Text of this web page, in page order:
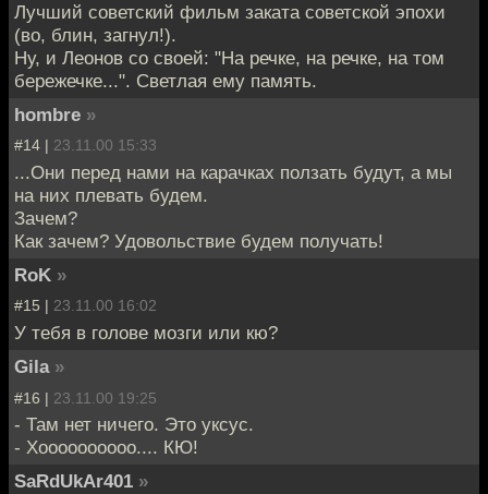
Лучший советский фильм заката советской эпохи
(во, блин, загнул!).
Ну, и Леонов со своей: "На речке, на речке, на том
бережечке...". Светлая ему память.
hombre »
#14 | 23.11.00 15:33
...Они перед нами на карачках ползать будут, а мы
на них плевать будем.
Зачем?
Как зачем? Удовольствие будем получать!
RoK »
#15 | 23.11.00 16:02
У тебя в голове мозги или кю?
Gila »
#16 | 23.11.00 19:25
- Там нет ничего. Это уксус.
- Хоооооооооо.... КЮ!
SaRdUkAr401 »